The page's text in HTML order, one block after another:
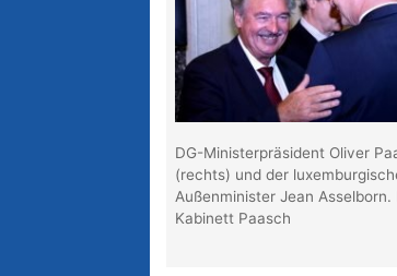
DG-Ministerpräsident Oliver
(rechts) und der
Außenminister Jean Asselborn.
Kabinett Paasch